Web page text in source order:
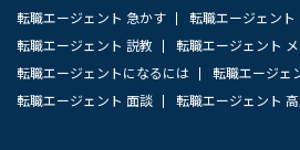
転職エージェント 急かす
転職エージェント
転職エージェント 説教
転職エージェント
転職エージェントになるには
転職エージェ
転職エージェント 面談
転職エージェント